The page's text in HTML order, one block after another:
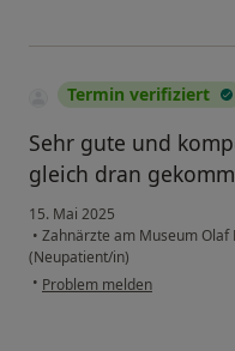
Termin verifiziert
Sehr gute und
gleich dran
15. Mai 2025
• Zahnärzte am Museum Olaf
(Neupatient/in)
• Problem melden